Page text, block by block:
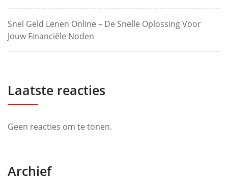
Snel Geld Lenen Online – De Snelle Oplossing Voor
Jouw Financiële Noden
Laatste reacties
Geen reacties om te tonen.
Archief